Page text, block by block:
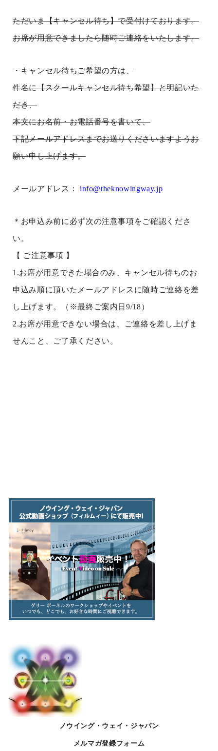
ただいま【キャンセル待ち】で受付けております。
お席が用意できましたら随時ご連絡をいたします。
・キャンセル待ちご希望の方は、
件名に【スクールキャンセル待ち希望】と明記いた
だき、
本文にお名前・お電話番号を書いて、
下記メールアドレスまでお送りくださいますようお
願い申し上げます。
メールアドレス： info@theknowingway.jp
＊お申込み前に必ず次の注意事項をご確認くださ
い。
【 ご注意事項 】
1.お席が用意できた場合のみ、キャンセル待ちのお
申込み順に頂いたメールアドレスに随時ご連絡を差
し上げます。（※最終ご案内日9/18）
2.お席が用意できない場合は、ご連絡を差し上げま
せんこと、ご了承ください。
ノウイング・ウェイ・ジャパン
メルマガ登録フォーム